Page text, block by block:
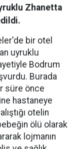
Zhanetta
bir otel
uyruklu
Bodrum
Burada
süre önce
hastaneye
otelin
ölü olarak
lojmanın